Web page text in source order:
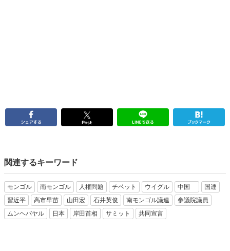
関連するキーワード
モンゴル 南モンゴル 人権問題 チベット ウイグル 中国
国連
習近平
高市早苗 山田宏 石井英俊 南モンゴル議連
参議院議員
ムンヘバヤル
日本 岸田首相 サミット 共同宣言